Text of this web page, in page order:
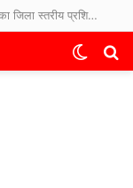
इलेक्टोरल लिट्रेसी क्लब ELC के नोडल अधिकारियों का जिला स्तरीय प्रशिक्षण सम्पन्न, युवा मतदाताओं को जोड़ने तथा मतदाता जागरूकता को बढ़ाने के दिए गए निर्देश ।
Switch